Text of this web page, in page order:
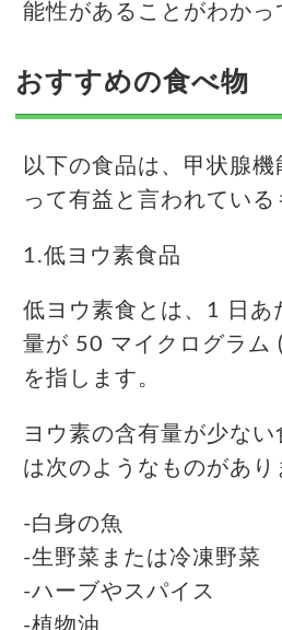
能性があることがわかっ
おすすめの食べ物
以下の食品は、甲状腺機
って有益と言われている
1.低ヨウ素食品
低ヨウ素食とは、1 日あ
量が 50 マイクログラム
を指します。
ヨウ素の含有量が少な
は次のようなものがあり
-白身の魚
-生野菜または冷凍野菜
-ハーブやスパイス
-植物油